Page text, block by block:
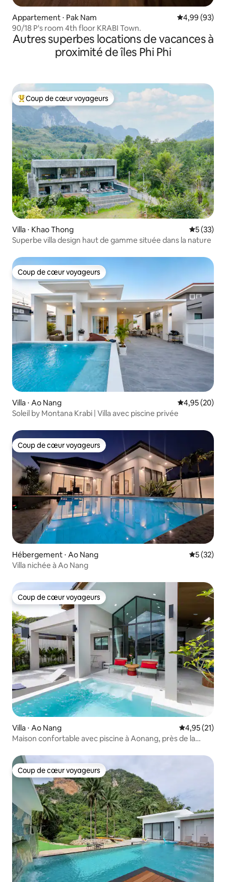
Appartement ⋅ Pak Nam Évaluation
4,99 (93)
90/18 P's room 4th floor KRABI Town.
Autres superbes locations de vacances à
proximité de îles Phi Phi
Coups de cœur voyageurs les plus appréciés
Coup de cœur voyageurs
Villa ⋅ Khao Thong
5 (33)
Superbe villa design haut de gamme située dans la nature
Coup de cœur voyageurs
Coup de cœur voyageurs
Villa ⋅ Ao Nang Évaluation
4,95 (20)
Soleil by Montana Krabi | Villa avec piscine privée
Coup de cœur voyageurs
Coup de cœur voyageurs
Hébergement ⋅ Ao Nang
5 (32)
Villa nichée à Ao Nang
Coup de cœur voyageurs
Coup de cœur voyageurs
Villa ⋅ Ao Nang Évaluation
4,95 (21)
Maison confortable avec piscine à Aonang, près de la
Coup de cœur voyageurs
Coup de cœur voyageurs